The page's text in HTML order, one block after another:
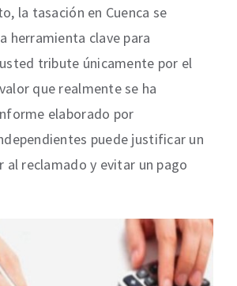
la tasación en Cuenca se
herramienta clave para
tribute únicamente por el
que realmente se ha
elaborado por
puede justificar un
reclamado y evitar un pago